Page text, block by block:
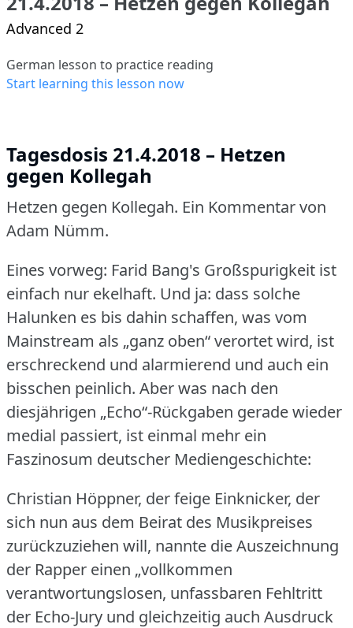
Advanced 2
German lesson to practice reading
Start learning this lesson now
Tagesdosis 21.4.2018 – Hetzen
gegen Kollegah
Hetzen gegen Kollegah. Ein Kommentar von
Adam Nümm.
Eines vorweg: Farid Bang's Großspurigkeit ist
einfach nur ekelhaft. Und ja: dass solche
Halunken es bis dahin schaffen, was vom
Mainstream als „ganz oben“ verortet wird, ist
erschreckend und alarmierend und auch ein
bisschen peinlich. Aber was nach den
diesjährigen „Echo“-Rückgaben gerade wieder
medial passiert, ist einmal mehr ein
Faszinosum deutscher Mediengeschichte:
Christian Höppner, der feige Einknicker, der
sich nun aus dem Beirat des Musikpreises
zurückzuziehen will, nannte die Auszeichnung
der Rapper einen „vollkommen
verantwortungslosen, unfassbaren Fehltritt
der Echo-Jury und gleichzeitig auch Ausdruck